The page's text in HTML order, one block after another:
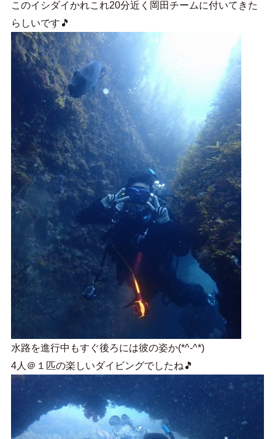
このイシダイかれこれ20分近く岡田チームに付いてきた
らしいです🎵
水路を進行中もすぐ後ろには彼の姿か(*^-^*)
4人＠１匹の楽しいダイビングでしたね🎵